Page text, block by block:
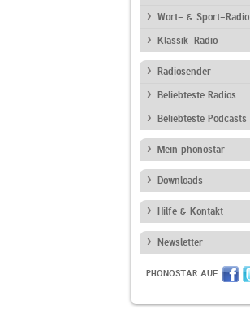
Wort- & Sport-Radio
Klassik-Radio
Radiosender
Beliebteste Radios
Beliebteste Podcasts
Mein phonostar
Downloads
Hilfe & Kontakt
Newsletter
PHONOSTAR AUF